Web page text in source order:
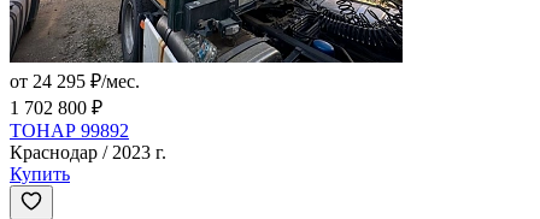
от 24 295 ₽/мес.
1 702 800 ₽
ТОНАР 99892
Краснодар / 2023 г.
Купить